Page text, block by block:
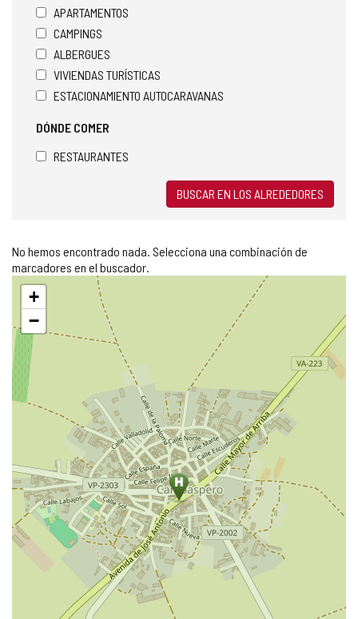
APARTAMENTOS
CAMPINGS
ALBERGUES
VIVIENDAS TURÍSTICAS
ESTACIONAMIENTO AUTOCARAVANAS
DÓNDE COMER
RESTAURANTES
BUSCAR EN LOS ALREDEDORES
No hemos encontrado nada. Selecciona una combinación de
marcadores en el buscador.
Saltar
mapa
+
−